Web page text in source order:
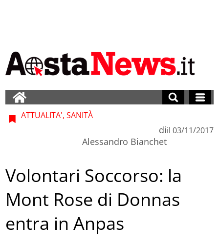
ATTUALITA', SANITÀ
di
Alessandro Bianchet
il 03/11/2017
Volontari Soccorso: la
Mont Rose di Donnas
entra in Anpas